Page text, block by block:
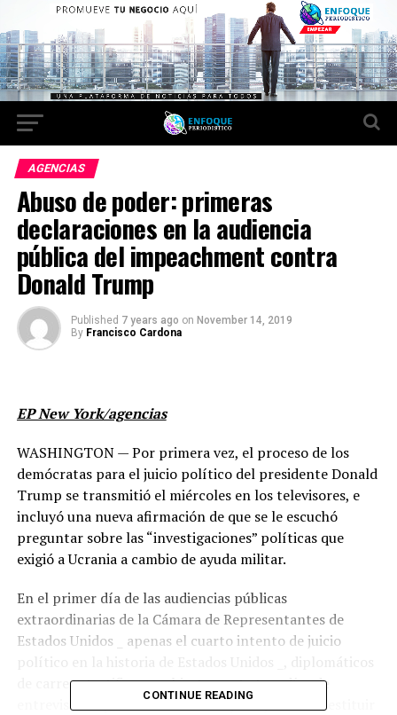
AGENCIAS
Abuso de poder: primeras
declaraciones en la audiencia
pública del impeachment contra
Donald Trump
Published 7 years ago on November 14, 2019
By Francisco Cardona
EP New York/agencias
WASHINGTON — Por primera vez, el proceso de los
demócratas para el juicio político del presidente Donald
Trump se transmitió el miércoles en los televisores, e
incluyó una nueva afirmación de que se le escuchó
preguntar sobre las “investigaciones” políticas que
exigió a Ucrania a cambio de ayuda militar.
En el primer día de las audiencias públicas
extraordinarias de la Cámara de Representantes de
Estados Unidos _ apenas el cuarto intento de juicio
político en la historia de Estados Unidos _, diplomáticos
de carrera testificaron abiertamente tras días de
entrevistas a puertas cerradas cuyo objetivo es destituir
CONTINUE READING